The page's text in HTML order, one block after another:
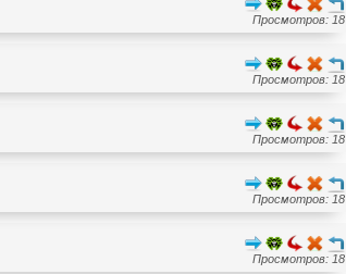
Просмотров: 18
Просмотров: 18
Просмотров: 18
Просмотров: 18
Просмотров: 18